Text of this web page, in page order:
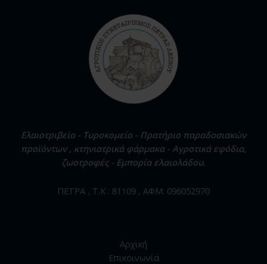
Ελαιοτριβείο - Τυροκομείο - Πρατήριο παραδοσιακών
προϊόντων , κτηνιατρικά φάρμακα - Αγροτικά εφόδια,
ζωοτροφές - Εμπορία ελαιολάδου.
ΠΕΤΡΑ , Τ.Κ : 81109 , ΑΦΜ: 096052970
Αρχική
Επικοινωνία